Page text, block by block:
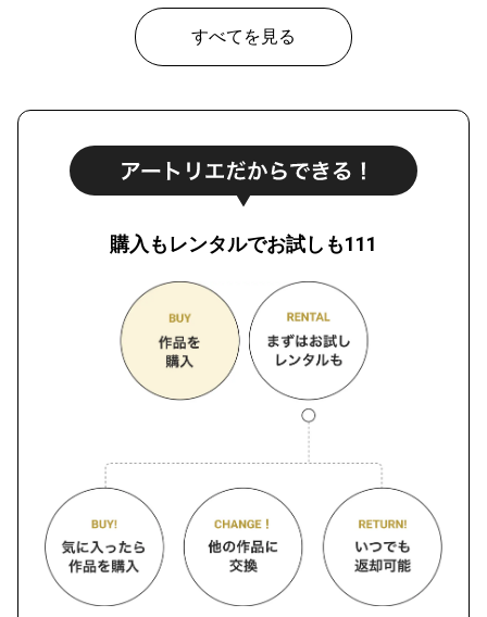
すべてを見る
購入もレンタルでお試しも111